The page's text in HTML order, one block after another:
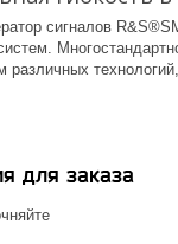
сигналов
различных
для заказа